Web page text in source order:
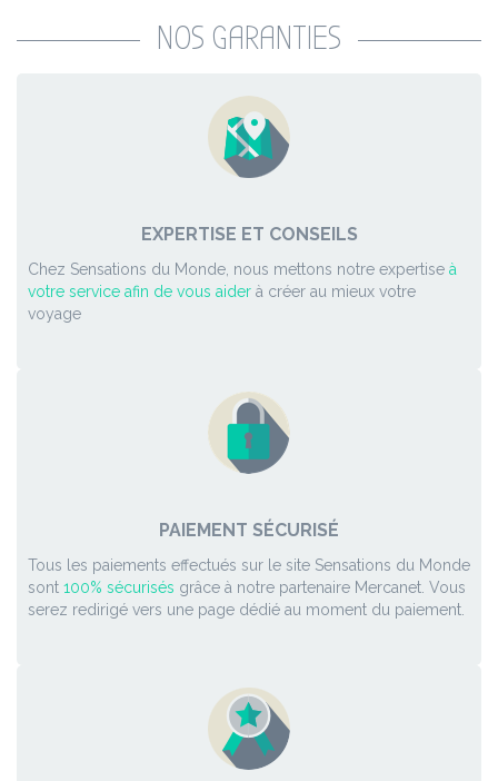
NOS GARANTIES
EXPERTISE ET CONSEILS
Chez Sensations du Monde, nous mettons notre expertise à
votre service afin de vous aider à créer au mieux votre
voyage
PAIEMENT SÉCURISÉ
Tous les paiements effectués sur le site Sensations du Monde
sont 100% sécurisés grâce à notre partenaire Mercanet. Vous
serez redirigé vers une page dédié au moment du paiement.